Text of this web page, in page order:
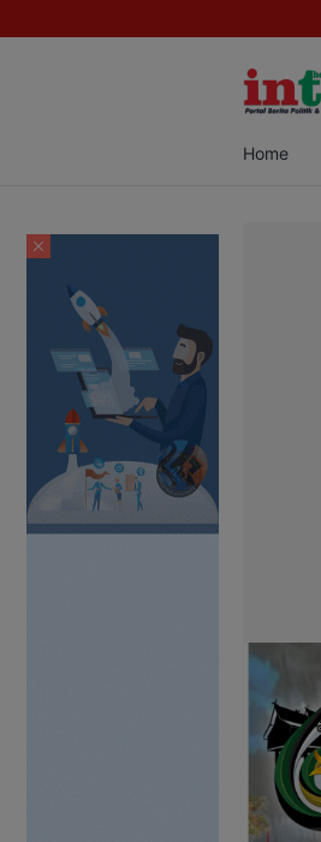
Sabu di Pangkalan Bun, Dua Pelaku
Home